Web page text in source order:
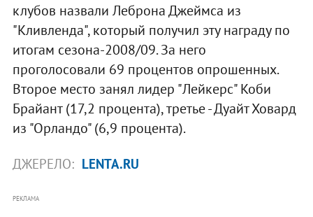
клубов назвали Леброна Джеймса из
"Кливленда", который получил эту награду по
итогам сезона-2008/09. За него
проголосовали 69 процентов опрошенных.
Второе место занял лидер "Лейкерс" Коби
Брайант (17,2 процента), третье - Дуайт Ховард
из "Орландо" (6,9 процента).
ДЖЕРЕЛО: LENTA.RU
РЕКЛАМА